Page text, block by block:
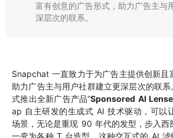
富有创意的广告形式，助力广告主与
深层次的联系。
Snapchat 一直致力于为广告主提供创新且
助力广告主与用户社群建立更深层次的联
式推出全新广告产品“Sponsored AI
ap 自主研发的生成式 AI 技术驱动，可以
场景，无论是重现 90 年代的发型，步入西